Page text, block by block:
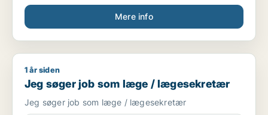
Mere info
Jeg søger job som læge / lægesekretær
1 år siden
Jeg søger job som læge / lægesekretær
Jeg søger job som læge / lægesekretær